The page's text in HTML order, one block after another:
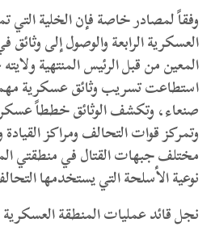
وفقاً لمصادر خاصة فإن الخلية
العسكرية الرابعة والوصول إلى
المعين من قبل الرئيس المنتهية
استطاعت تسريب وثائق عسكرية
صنعاء، وتكشف الوثائق خططاً
وتمركز قوات التحالف ومراكز
مختلف جبهات القتال في منطقتي
نوعية الأسلحة التي يستخدمها
نجل قائد عمليات المنطقة العسكرية